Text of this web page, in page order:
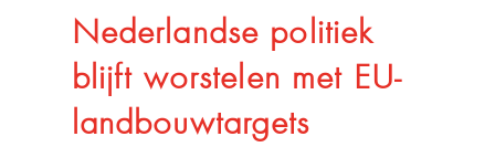
Nederlandse politiek
blijft worstelen met EU-
landbouwtargets